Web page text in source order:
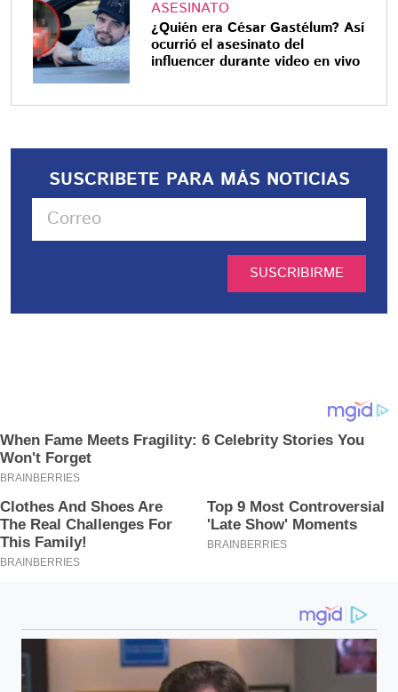
ASESINATO
¿Quién era César Gastélum? Así
ocurrió el asesinato del
influencer durante video en vivo
SUSCRIBETE PARA MÁS NOTICIAS
SUSCRIBIRME